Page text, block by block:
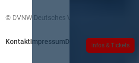
Infos & Tickets
© DVNW Deutsches Vergabenetzwerk GmbH
KontaktImpressumDatenschutz